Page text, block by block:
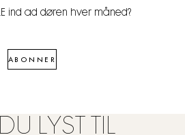
ind ad døren hver måned?
ABONNER
LYST TIL